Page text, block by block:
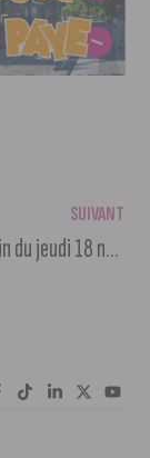
SUIVANT
L’info du matin du jeudi 18 novembre 2021